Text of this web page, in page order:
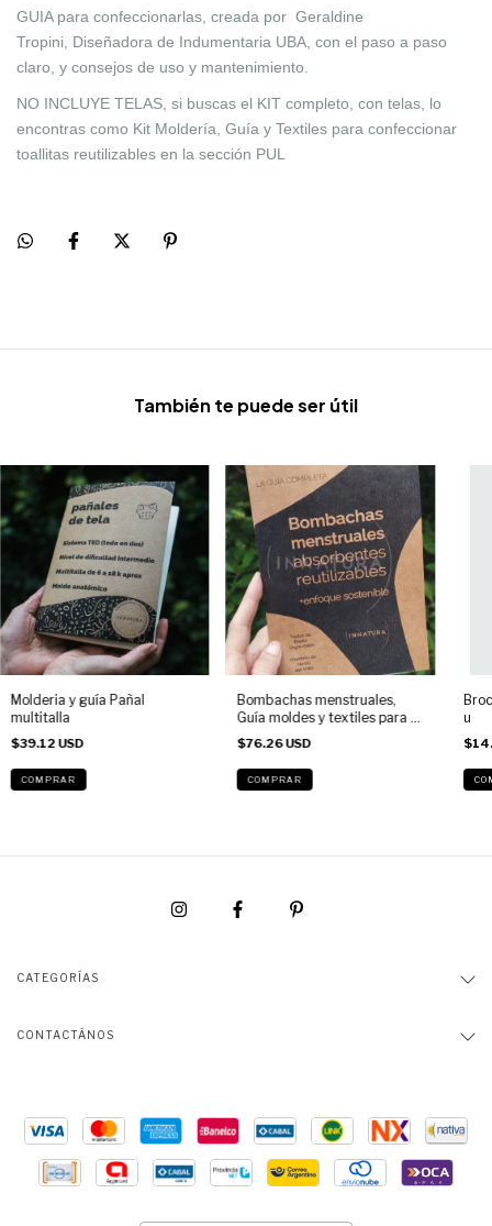
GUIA para confeccionarlas, creada por Geraldine
Tropini, Diseñadora de Indumentaria UBA, con el paso a paso
claro, y consejos de uso y mantenimiento.
NO INCLUYE TELAS, si buscas el KIT completo, con telas, lo
encontras como Kit Moldería, Guía y Textiles para confeccionar
toallitas reutilizables en la sección PUL
También te puede ser útil
Molderia y guía Pañal
multitalla
$39.12 USD
Bombachas menstruales,
Guía moldes y textiles para el
núcleo (sin Algodón con
lycra)
$76.26 USD
u
CATEGORÍAS
CONTACTÁNOS